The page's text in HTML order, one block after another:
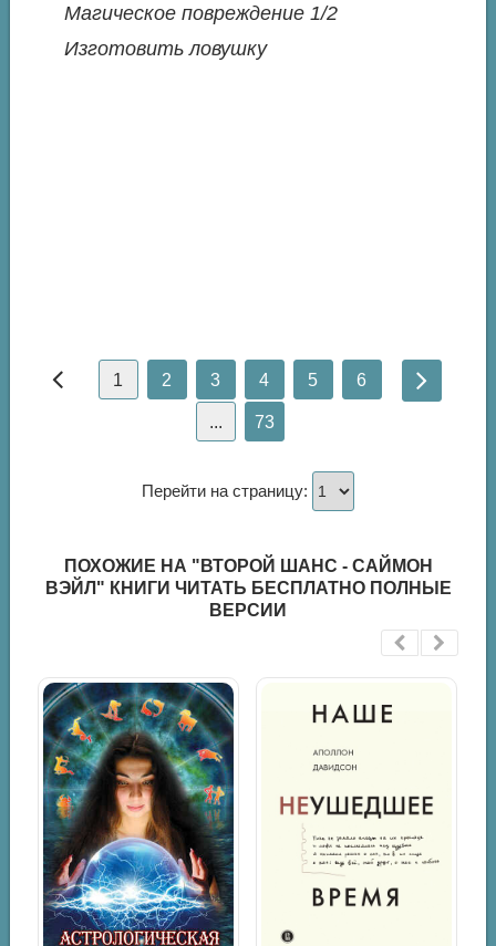
Магическое повреждение 1/2
Изготовить ловушку
1 2 3 4 5 6
... 73
Перейти на страницу:
ПОХОЖИЕ НА "ВТОРОЙ ШАНС - САЙМОН
ВЭЙЛ" КНИГИ ЧИТАТЬ БЕСПЛАТНО ПОЛНЫЕ
ВЕРСИИ